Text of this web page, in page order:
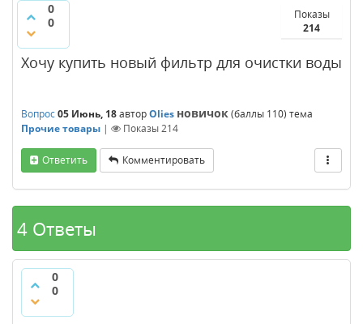
0
0
Показы
214
Хочу купить новый фильтр для очистки воды
Вопрос05 Июнь, 18авторOlies новичок(баллы 110) тема
Прочие товары | Показы214
Ответить Комментировать
4 Ответы
0
0